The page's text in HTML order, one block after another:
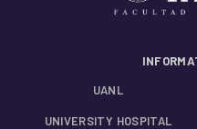
UANL
UNIVERSITY HOSPITAL